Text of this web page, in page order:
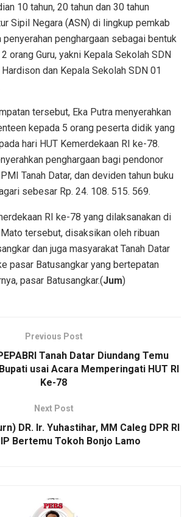
10 tahun, 20 tahun dan 30 tahun
Sipil Negara (ASN) di lingkup pemkab
penyerahan penghargaan sebagai bentuk
orang Guru, yakni Kepala Sekolah SDN
dan Kepala Sekolah SDN 01
tersebut, Eka Putra menyerahkan
kepada 5 orang peserta didik yang
hari HUT Kemerdekaan RI ke-78.
penghargaan bagi pendonor
Tanah Datar, dan deviden tahun buku
sebesar Rp. 24. 108. 515. 569.
RI ke-78 yang dilaksanakan di
Mato tersebut, disaksikan oleh ribuan
dan juga masyarakat Tanah Datar
pasar Batusangkar yang bertepatan
pasar Batusangkar.(Jum)
Previous Post
Tanah Datar Diundang Temu
usai Acara Memperingati HUT RI
Ke-78
Next Post
DR. Ir. Yuhastihar, MM Caleg DPR RI
Bertemu Tokoh Bonjo Lamo